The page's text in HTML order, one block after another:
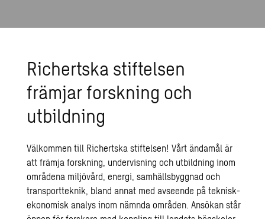
Richertska stiftelsen
främjar forskning och
utbildning
Välkommen till Richertska stiftelsen! Vårt ändamål är
att främja forskning, undervisning och utbildning inom
områdena miljövård, energi, samhällsbyggnad och
transportteknik, bland annat med avseende på teknisk-
ekonomisk analys inom nämnda områden. Ansökan står